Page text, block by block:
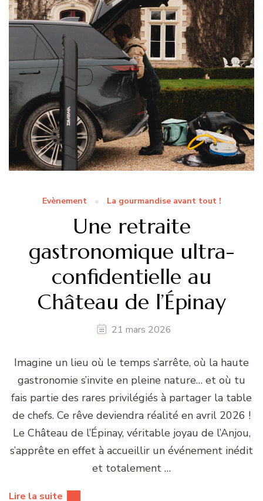
Evènement La gourmandise avant tout !
Une retraite
gastronomique ultra-
confidentielle au
Château de l’Épinay
21 mars 2026
Imagine un lieu où le temps s’arrête, où la haute
gastronomie s’invite en pleine nature… et où tu
fais partie des rares privilégiés à partager la table
de chefs. Ce rêve deviendra réalité en avril 2026 !
Le Château de l’Épinay, véritable joyau de l’Anjou,
s’apprête en effet à accueillir un événement inédit
et totalement …
Lire la suite